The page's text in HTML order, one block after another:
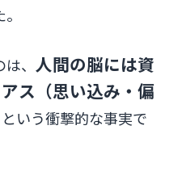
、 人間の脳には資
ス（思い込み・偏
という衝撃的な事実で